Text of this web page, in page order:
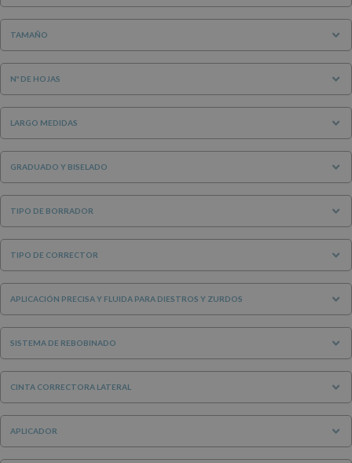
TAMAÑO
Nº DE HOJAS
LARGO MEDIDAS
GRADUADO Y BISELADO
TIPO DE BORRADOR
TIPO DE CORRECTOR
APLICACIÓN PRECISA Y FLUIDA PARA DIESTROS Y ZURDOS
SISTEMA DE REBOBINADO
CINTA CORRECTORA LATERAL
APLICADOR